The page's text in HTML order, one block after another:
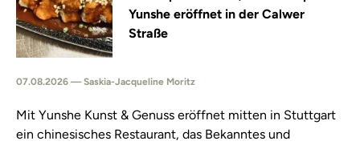
Yunshe eröffnet in der Calwer
Straße
07.08.2026 — Saskia-Jacqueline Moritz
Mit Yunshe Kunst & Genuss eröffnet mitten in Stuttgart
ein chinesisches Restaurant, das Bekanntes und